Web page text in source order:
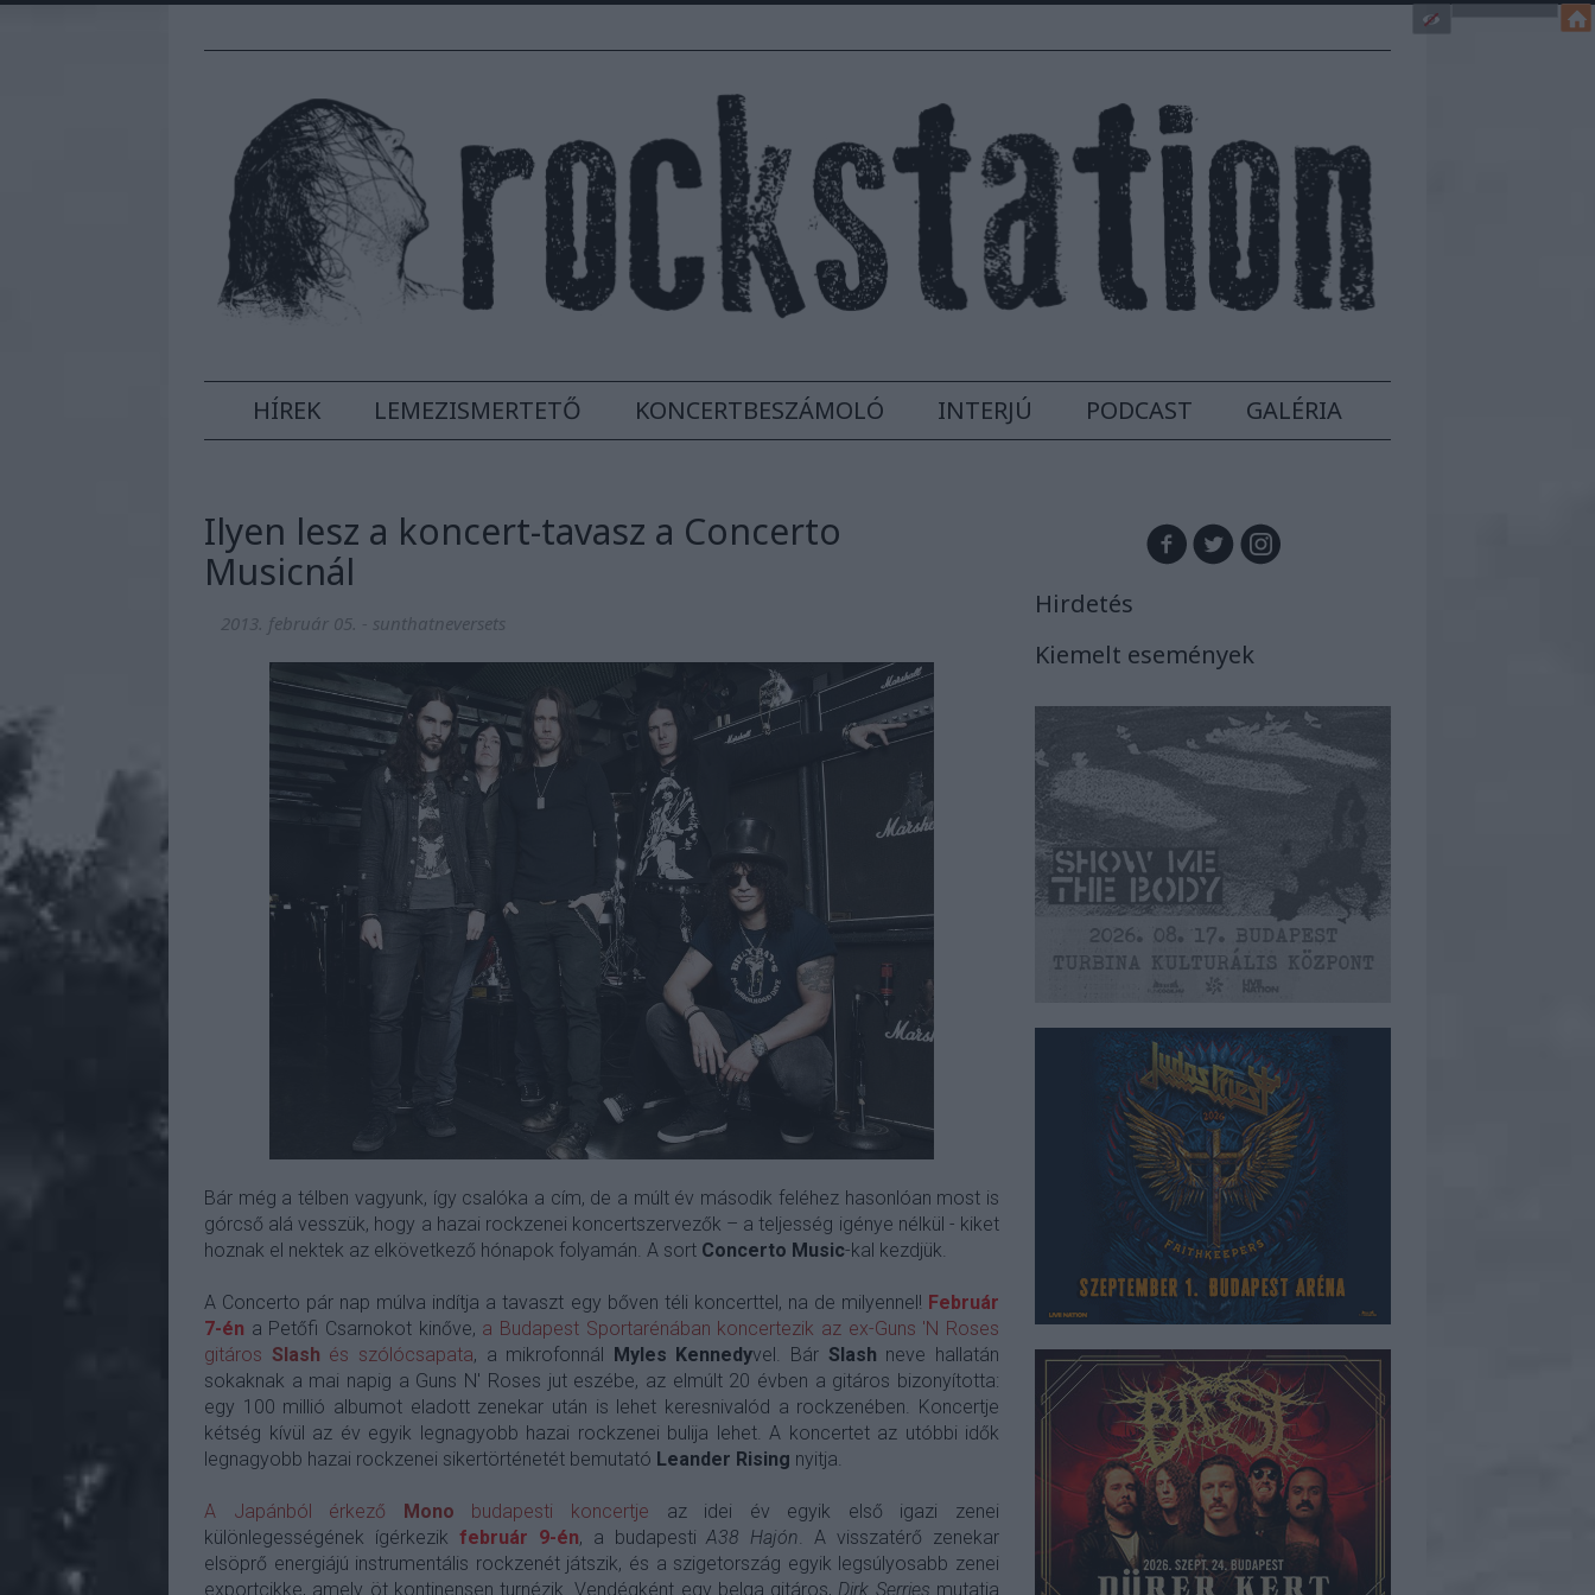
HÍREK LEMEZISMERTETŐ KONCERTBESZÁMOLÓ INTERJÚ PODCAST GALÉRIA
Ilyen lesz a koncert-tavasz a Concerto
Musicnál
2013. február 05. - sunthatneversets
Bár még a télben vagyunk, így csalóka a cím, de a múlt év második feléhez hasonlóan most is
górcső alá vesszük, hogy a hazai rockzenei koncertszervezők – a teljesség igénye nélkül - kiket
hoznak el nektek az elkövetkező hónapok folyamán. A sort Concerto Music-kal kezdjük.
A Concerto pár nap múlva indítja a tavaszt egy bőven téli koncerttel, na de milyennel! Február
7-én a Petőfi Csarnokot kinőve, a Budapest Sportarénában koncertezik az ex-Guns 'N Roses
gitáros Slash és szólócsapata, a mikrofonnál Myles Kennedyvel. Bár Slash neve hallatán
sokaknak a mai napig a Guns N' Roses jut eszébe, az elmúlt 20 évben a gitáros bizonyította:
egy 100 millió albumot eladott zenekar után is lehet keresnivalód a rockzenében. Koncertje
kétség kívül az év egyik legnagyobb hazai rockzenei bulija lehet. A koncertet az utóbbi idők
legnagyobb hazai rockzenei sikertörténetét bemutató Leander Rising nyitja.
A Japánból érkező Mono budapesti koncertje az idei év egyik első igazi zenei
különlegességének ígérkezik február 9-én, a budapestiA38 Hajón. A visszatérő zenekar
elsöprő energiájú instrumentális rockzenét játszik, és a szigetország egyik legsúlyosabb zenei
exportcikke, amely öt kontinensen turnézik. Vendégként egy belga gitáros, Dirk Serries mutatja
Hirdetés
Kiemelt események